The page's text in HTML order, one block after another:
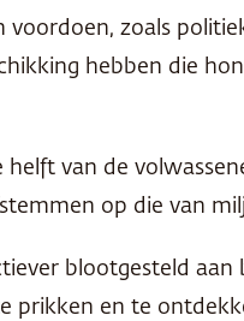
zoals
hebben die
van de
op die van
blootgesteld aan
prikken en te